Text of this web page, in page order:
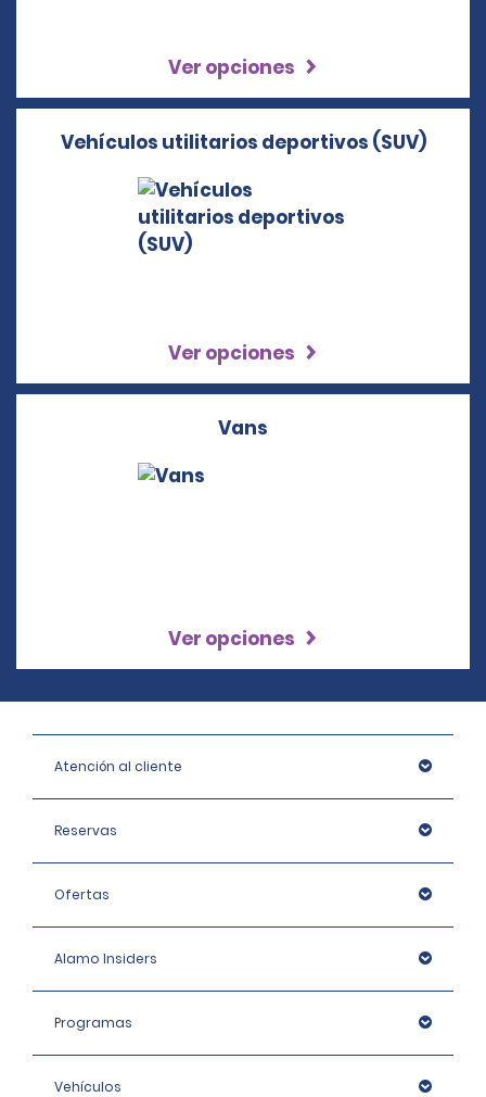
Ver opciones
Vehículos utilitarios deportivos (SUV)
Ver opciones
Vans
Ver opciones
Atención al cliente
Reservas
Ofertas
Alamo Insiders
Programas
Vehículos